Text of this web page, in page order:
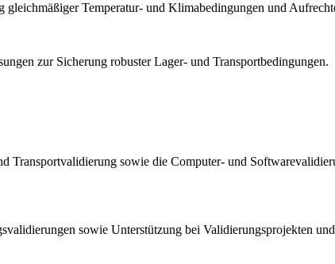
Temperatur- und Klimabedingungen und
zur Sicherung robuster Lager- und Transportbedingungen.
Transportvalidierung sowie die Computer- und
sowie Unterstützung bei Validierungsprojekten